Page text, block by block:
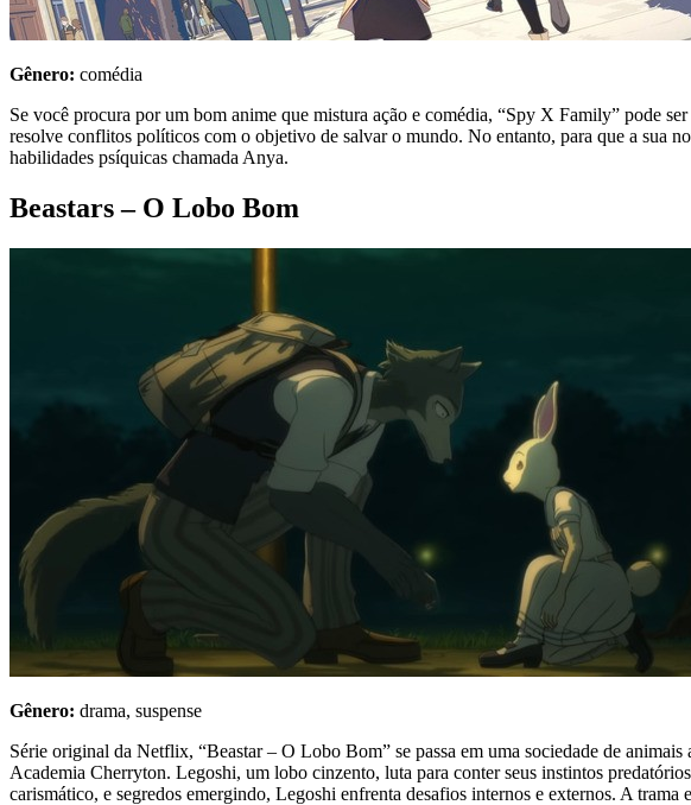
Gênero: comédia
Se você procura por um bom anime que mistura ação e comédia, “Spy X Family” pode
resolve conflitos políticos com o objetivo de salvar o mundo. No entanto, para que a sua
habilidades psíquicas chamada Anya.
Beastars – O Lobo Bom
Gênero: drama, suspense
Série original da Netflix, “Beastar – O Lobo Bom” se passa em uma sociedade de
Academia Cherryton. Legoshi, um lobo cinzento, luta para conter seus instintos
carismático, e segredos emergindo, Legoshi enfrenta desafios internos e externos. A